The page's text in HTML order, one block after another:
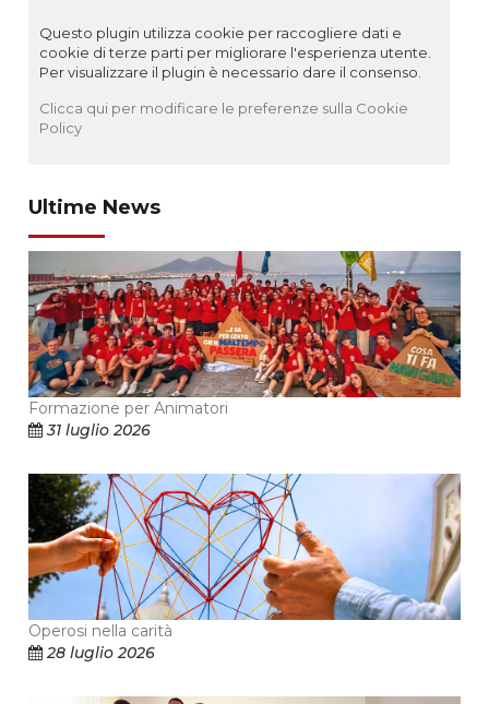
Questo plugin utilizza cookie per raccogliere dati e
cookie di terze parti per migliorare l'esperienza utente.
Per visualizzare il plugin è necessario dare il consenso.
Clicca qui per modificare le preferenze sulla Cookie
Policy
Ultime News
Formazione per Animatori
31 luglio 2026
Operosi nella carità
28 luglio 2026